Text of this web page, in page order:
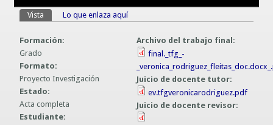
Guías prácticas o proyectos
Guías UCO
Información sobre SPAM y Phising
Solapas principales
Vista (solapa activa)
Lo que enlaza aquí
Formación:
Grado
Formato:
Proyecto Investigación
Estado:
Acta completa
Estudiante:
Archivo del trabajo final:
final._tfg_-
Juicio de docente tutor:
ev.tfgveronicarodriguez.pdf
Juicio de docente revisor: